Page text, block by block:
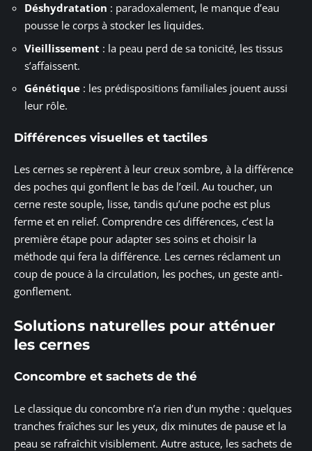
Déshydratation : paradoxalement, le manque d’eau
pousse le corps à stocker les liquides.
Vieillissement : la peau perd de sa tonicité, les tissus
s’affaissent.
Génétique : les prédispositions familiales jouent aussi
leur rôle.
Différences visuelles et tactiles
Les cernes se repèrent à leur creux sombre, à la différence
des poches qui gonflent le bas de l’œil. Au toucher, un
cerne reste souple, lisse, tandis qu’une poche est plus
ferme et en relief. Comprendre ces différences, c’est la
première étape pour adapter ses soins et choisir la
méthode qui fera la différence. Les cernes réclament un
coup de pouce à la circulation, les poches, un geste anti-
gonflement.
Solutions naturelles pour atténuer
les cernes
Concombre et sachets de thé
Le classique du concombre n’a rien d’un mythe : quelques
tranches fraîches sur les yeux, dix minutes de pause et la
peau se rafraîchit visiblement. Autre astuce, les sachets de